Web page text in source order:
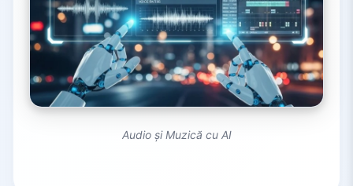
Audio și Muzică cu AI